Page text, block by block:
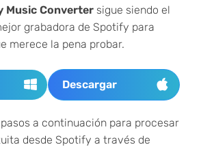
Music Convertersigue siendo el
grabadora de Spotify para
merece la pena probar.
Descargar
a continuación para procesar
desde Spotify a través de